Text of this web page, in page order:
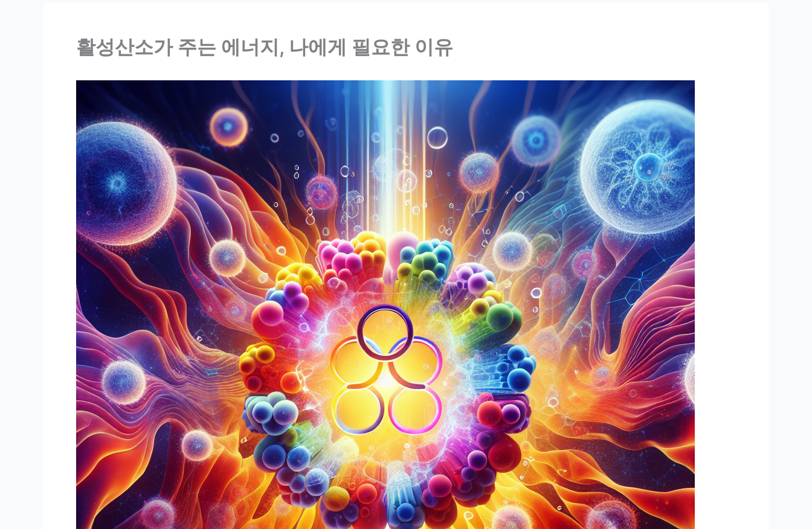
활성산소가 주는 에너지, 나에게 필요한 이유